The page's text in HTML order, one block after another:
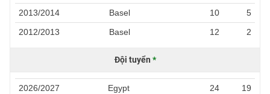
2013/2014
Basel 10
5
2012/2013
Basel 12 2
Đội tuyển *
2026/2027 Egypt 24
19